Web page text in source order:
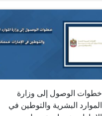
خطوات الوصول إلى وزارة
الموارد البشرية والتوطين في